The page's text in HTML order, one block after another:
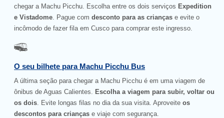
chegar a Machu Picchu. Escolha entre os dois serviços Expedition
e Vistadome. Pague comdesconto para as crianças e evite o
incômodo de fazer fila em Cusco para comprar este ingresso.
O seu bilhete para Machu Picchu Bus
A última seção para chegar a Machu Picchu é em uma viagem de
ônibus de Aguas Calientes.
Escolha a viagem para subir, voltar ou
os dois . Evite longas filas no dia da sua visita. Aproveiteos
descontos para crianças e viaje com segurança.